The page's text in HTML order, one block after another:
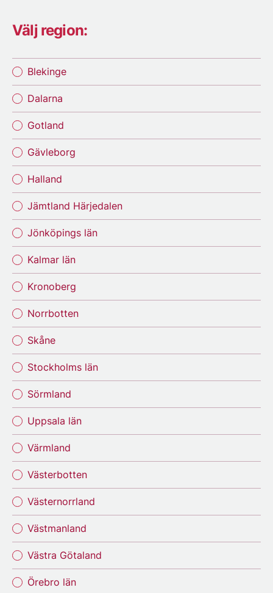
Välj region:
Blekinge
Dalarna
Gotland
Gävleborg
Halland
Jämtland Härjedalen
Jönköpings län
Kalmar län
Kronoberg
Norrbotten
Skåne
Stockholms län
Sörmland
Uppsala län
Värmland
Västerbotten
Västernorrland
Västmanland
Västra Götaland
Örebro län